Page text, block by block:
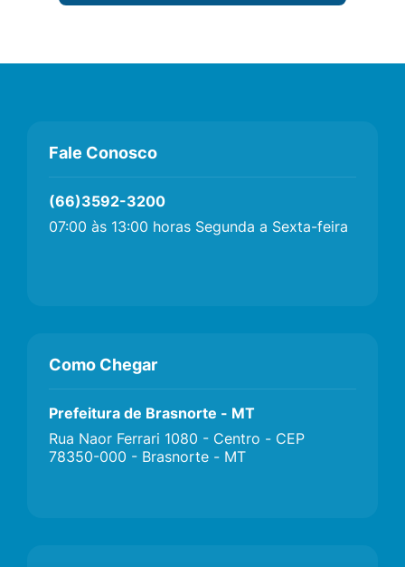
Fale Conosco
(66)3592-3200
07:00 às 13:00 horas Segunda a Sexta-feira
Como Chegar
Prefeitura de Brasnorte - MT
Rua Naor Ferrari 1080 - Centro - CEP
78350-000 - Brasnorte - MT